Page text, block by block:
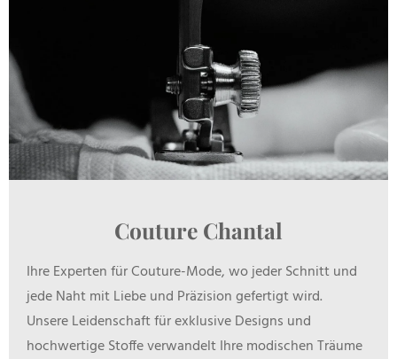
Couture Chantal
Ihre Experten für Couture-Mode, wo jeder Schnitt und
jede Naht mit Liebe und Präzision gefertigt wird.
Unsere Leidenschaft für exklusive Designs und
hochwertige Stoffe verwandelt Ihre modischen Träume